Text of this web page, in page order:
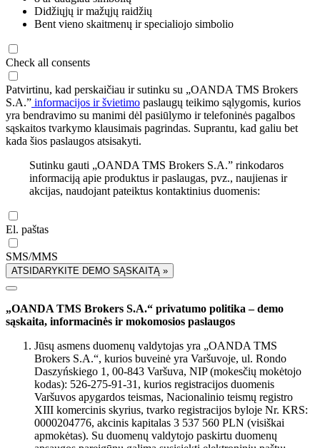
Didžiųjų ir mažųjų raidžių
Bent vieno skaitmenų ir specialiojo simbolio
Check all consents
Patvirtinu, kad perskaičiau ir sutinku su „OANDA TMS Brokers
S.A.” informacijos ir švietimo paslaugų teikimo sąlygomis, kurios
yra bendravimo su manimi dėl pasiūlymo ir telefoninės pagalbos
sąskaitos tvarkymo klausimais pagrindas. Suprantu, kad galiu bet
kada šios paslaugos atsisakyti.
Sutinku gauti „OANDA TMS Brokers S.A.” rinkodaros
informaciją apie produktus ir paslaugas, pvz., naujienas ir
akcijas, naudojant pateiktus kontaktinius duomenis:
El. paštas
SMS/MMS
ATSIDARYKITE DEMO SĄSKAITĄ »
„OANDA TMS Brokers S.A.“ privatumo politika – demo
sąskaita, informacinės ir mokomosios paslaugos
Jūsų asmens duomenų valdytojas yra „OANDA TMS
Brokers S.A.“, kurios buveinė yra Varšuvoje, ul. Rondo
Daszyńskiego 1, 00-843 Varšuva, NIP (mokesčių mokėtojo
kodas): 526-275-91-31, kurios registracijos duomenis
Varšuvos apygardos teismas, Nacionalinio teismų registro
XIII komercinis skyrius, tvarko registracijos byloje Nr. KRS:
0000204776, akcinis kapitalas 3 537 560 PLN (visiškai
apmokėtas). Su duomenų valdytojo paskirtu duomenų